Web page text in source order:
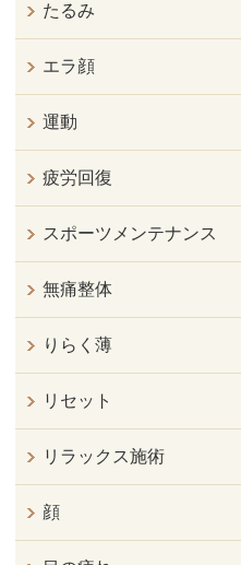
たるみ
エラ顔
運動
疲労回復
スポーツメンテナンス
無痛整体
りらく薄
リセット
リラックス施術
顔